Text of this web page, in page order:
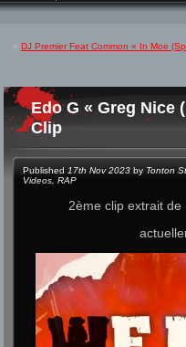
« DJ Premier Feat Common « In Moe
Edo G « Greg Nice
Clip
Published 17th Nov 2023 by Tonton
Videos RAP
2ème clip extrait de